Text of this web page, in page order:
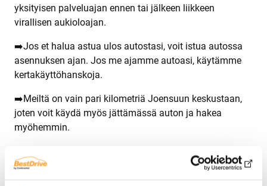
yksityisen palveluajan ennen tai jälkeen liikkeen
virallisen aukioloajan.
➡️Jos et halua astua ulos autostasi, voit istua autossa
asennuksen ajan. Jos me ajamme autoasi, käytämme
kertakäyttöhanskoja.
➡️Meiltä on vain pari kilometriä Joensuun keskustaan,
joten voit käydä myös jättämässä auton ja hakea
myöhemmin.
autosi ja palautamme renkaat vaihdettuna sovittuun
aikaan. Luonnollisesti pyyhimme ratin, vaihdekepin